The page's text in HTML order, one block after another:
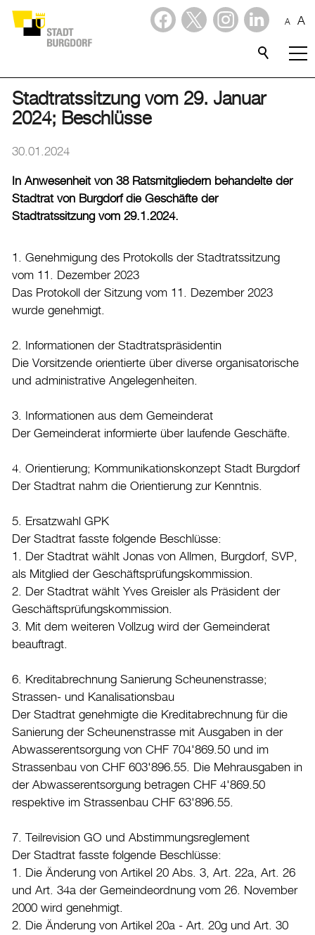
A A
Stadtporträt
Verwaltung & Politik
Aktuelles
Amtliche Publikationen
Medienmitteilungen
Baupublikationen
Burgdorf baut
Home
Drucken
Stadtratssitzung vom 29. Januar
2024; Beschlüsse
30.01.2024
In Anwesenheit von 38 Ratsmitgliedern behandelte der
Stadtrat von Burgdorf die Geschäfte der
Stadtratssitzung vom 29.1.2024.
1. Genehmigung des Protokolls der Stadtratssitzung
vom 11. Dezember 2023
Das Protokoll der Sitzung vom 11. Dezember 2023
wurde genehmigt.
2. Informationen der Stadtratspräsidentin
Die Vorsitzende orientierte über diverse organisatorische
und administrative Angelegenheiten.
3. Informationen aus dem Gemeinderat
Der Gemeinderat informierte über laufende Geschäfte.
4. Orientierung; Kommunikationskonzept Stadt Burgdorf
Der Stadtrat nahm die Orientierung zur Kenntnis.
5. Ersatzwahl GPK
Der Stadtrat fasste folgende Beschlüsse:
1. Der Stadtrat wählt Jonas von Allmen, Burgdorf, SVP,
als Mitglied der Geschäftsprüfungskommission.
2. Der Stadtrat wählt Yves Greisler als Präsident der
Geschäftsprüfungskommission.
3. Mit dem weiteren Vollzug wird der Gemeinderat
beauftragt.
6. Kreditabrechnung Sanierung Scheunenstrasse;
Strassen- und Kanalisationsbau
Der Stadtrat genehmigte die Kreditabrechnung für die
Sanierung der Scheunenstrasse mit Ausgaben in der
Abwasserentsorgung von CHF 704'869.50 und im
Strassenbau von CHF 603'896.55. Die Mehrausgaben in
der Abwasserentsorgung betragen CHF 4'869.50
respektive im Strassenbau CHF 63'896.55.
7. Teilrevision GO und Abstimmungsreglement
Der Stadtrat fasste folgende Beschlüsse:
1. Die Änderung von Artikel 20 Abs. 3, Art. 22a, Art. 26
und Art. 34a der Gemeindeordnung vom 26. November
2000 wird genehmigt.
2. Die Änderung von Artikel 20a - Art. 20g und Art. 30